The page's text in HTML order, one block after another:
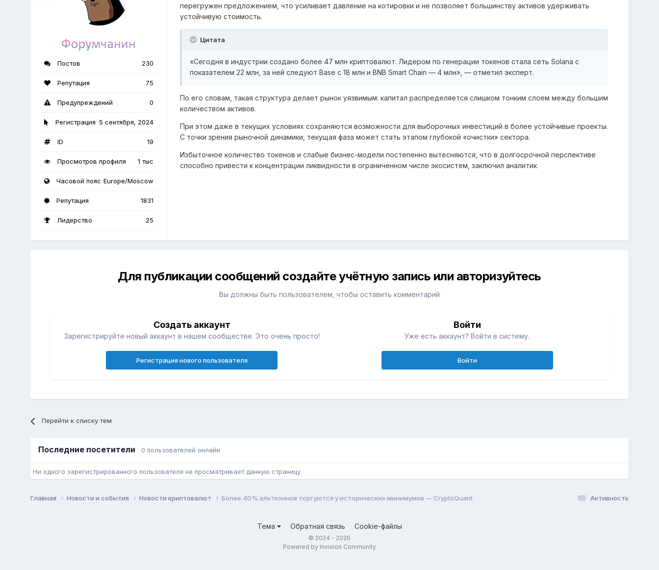
Постов 230
Репутация 75
Предупреждений 0
Регистрация 5 сентября, 2024
ID 19
Просмотров профиля 1 тыс
Часовой пояс Europe/Moscow
Репутация 1831
Лидерство 25
перегружен предложением, что усиливает давление на котировки и не позволяет большинству активов удерживать
устойчивую стоимость.
Цитата
«Сегодня в индустрии создано более 47 млн криптовалют. Лидером по генерации токенов стала сеть Solana с
показателем 22 млн, за ней следуют Base с 18 млн и BNB Smart Chain — 4 млн», — отметил эксперт.
По его словам, такая структура делает рынок уязвимым: капитал распределяется слишком тонким слоем между большим
количеством активов.
При этом даже в текущих условиях сохраняются возможности для выборочных инвестиций в более устойчивые проекты.
С точки зрения рыночной динамики, текущая фаза может стать этапом глубокой «очистки» сектора.
Избыточное количество токенов и слабые бизнес-модели постепенно вытесняются, что в долгосрочной перспективе
способно привести к концентрации ликвидности в ограниченном числе экосистем, заключил аналитик.
Для публикации сообщений создайте учётную запись или авторизуйтесь
Вы должны быть пользователем, чтобы оставить комментарий
Создать аккаунт
Зарегистрируйте новый аккаунт в нашем сообществе. Это очень просто!
Регистрация нового пользователя
Войти
Уже есть аккаунт? Войти в систему.
Войти
Перейти к списку тем
Последние посетители 0 пользователей онлайн
Ни одного зарегистрированного пользователя не просматривает данную страницу
Активность
Главная Новости и события Новости криптовалют Более 40% альткоинов торгуются у исторических минимумов — CryptoQuant
Тема Обратная связь Cookie-файлы
© 2024 - 2026
Powered by Invision Community